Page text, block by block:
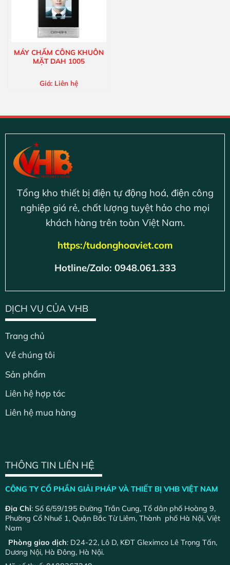
MÁY CHẤM CÔNG KHUÔN
MẶT DAH 1005
Giá: Liên hệ
Tổng kho thiết bị điện tự động hoá, điện công
nghiệp giá rẻ, chất lượng tuyệt hảo cho mọi
khách hàng trên toàn Việt Nam.
https:/tudonghoaviet.com
Hotline/Zalo: 0948.061.333
DỊCH VỤ CỦA VHB
Trang chủ
Về chúng tôi
Sản phẩm
Liên hệ hợp tác
Liên hệ mua hàng
THÔNG TIN LIÊN HỆ
CÔNG TY CỔ PHẦN GIẢI PHÁP VÀ THIẾT BỊ VHB VIỆT NAM
Địa Chỉ: Số 6/59/195 Đường Trần Cung, Tổ dân phố Hoàng 9,
Phường Cổ Nhuế 1, Quận Bắc Từ Liêm, Thành phố Hà Nội, Việt
Nam
Phòng giao dịch: D24-22, Lô D, KĐT Gleximco Lê Trọng Tấn,
Dương Nội, Hà Đông, Hà Nội.